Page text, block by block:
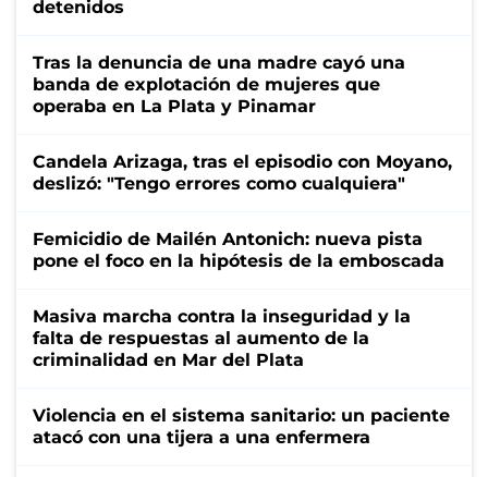
detenidos
Tras la denuncia de una madre cayó una
banda de explotación de mujeres que
operaba en La Plata y Pinamar
Candela Arizaga, tras el episodio con Moyano,
deslizó: "Tengo errores como cualquiera"
Femicidio de Mailén Antonich: nueva pista
pone el foco en la hipótesis de la emboscada
Masiva marcha contra la inseguridad y la
falta de respuestas al aumento de la
criminalidad en Mar del Plata
Violencia en el sistema sanitario: un paciente
atacó con una tijera a una enfermera